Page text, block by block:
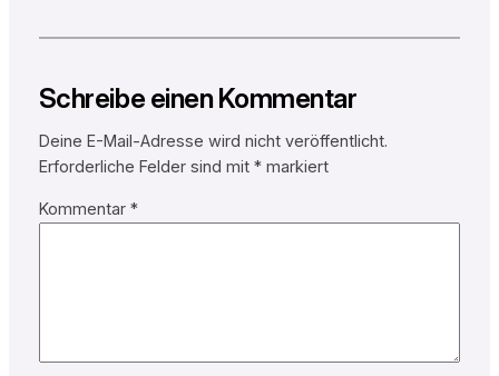
Schreibe einen Kommentar
Deine E-Mail-Adresse wird nicht veröffentlicht.
Erforderliche Felder sind mit *markiert
Kommentar *